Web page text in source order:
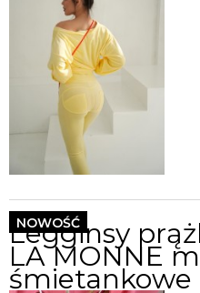
Legginsy
LA MONNE
śmietankowe
NOWOŚĆ